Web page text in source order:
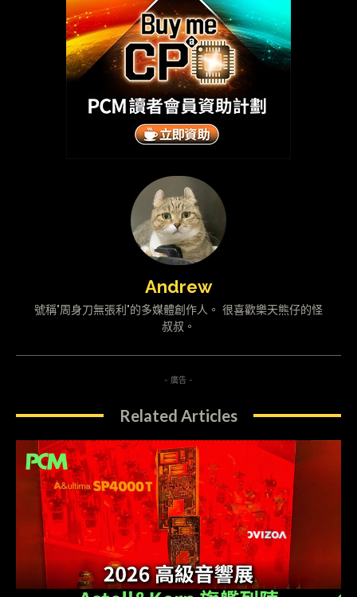
Andrew
號稱"周身刀無張利"的多媒體創作人。 很喜歡樂天熊仔的怪
叔叔。
- 廣告 -
Related Articles